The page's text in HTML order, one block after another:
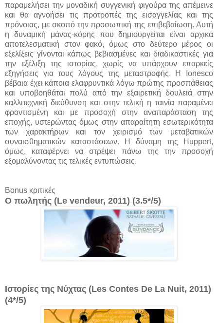
παραμελήσει την μοναδική συγγενική φιγούρα της απέμεινε
και θα αγνοήσει τις προτροπές της εισαγγελίας και της
πρόνοιας, με σκοπό την προσωπική της επιβεβαίωση. Αυτή
η δυναμική μάνας-κόρης που δημιουργείται είναι αρχικά
αποτελεσματική στον φακό, όμως στο δεύτερο μέρος οι
εξελίξεις γίνονται κάπως βεβιασμένες και διαδικαστικές για
την εξέλιξη της ιστορίας, χωρίς να υπάρχουν επαρκείς
εξηγήσεις για τους λόγους της μεταστροφής. Η Ionesco
βέβαια έχει κάποια ελαφρυντικά λόγω πρώτης προσπάθειας
και υποβοηθάται πολύ από την εξαιρετική δουλειά στην
καλλιτεχνική διεύθυνση και στην τελική η ταινία παραμένει
φροντισμένη και με προσοχή στην αναπαράσταση της
εποχής, υστερώντας όμως στην απαραίτητη εσωτερικότητα
των χαρακτήρων και τον χειρισμό των μεταβατικών
συναισθηματικών καταστάσεων. Η δύναμη της Huppert,
όμως, καταφέρνει να στρέψει πάνω της την προσοχή
εξομαλύνοντας τις τελικές εντυπώσεις.
Bonus κριτικές
Ο πωλητής (Le vendeur, 2011) (3.5*/5)
Ιστορίες της Νύχτας (Les Contes De La Nuit, 2011)
(4*/5)